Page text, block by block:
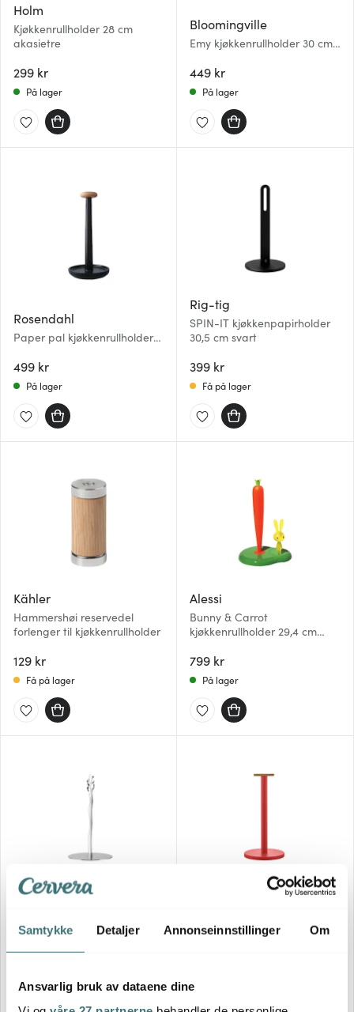
Samtykke Detaljer Annonseinnstillinger Om
Ansvarlig bruk av dataene dine
Holm
Kjøkkenrullholder 28 cm
akasietre
299 kr
På lager
Bloomingville
Emy kjøkkenrullholder 30 cm
449 kr
På lager
Rosendahl
Paper pal kjøkkenrullholder
499 kr
På lager
Rig-tig
SPIN-IT kjøkkenpapirholder
30,5 cm svart
399 kr
Få på lager
Kähler
Hammershøi reservedel
forlenger til kjøkkenrullholder
129 kr
Få på lager
Alessi
Bunny & Carrot
kjøkkenrullholder 29,4 cm
799 kr
På lager
Alessi
kjøkkenrullholder 33 cm stål
1229 kr
cm rød